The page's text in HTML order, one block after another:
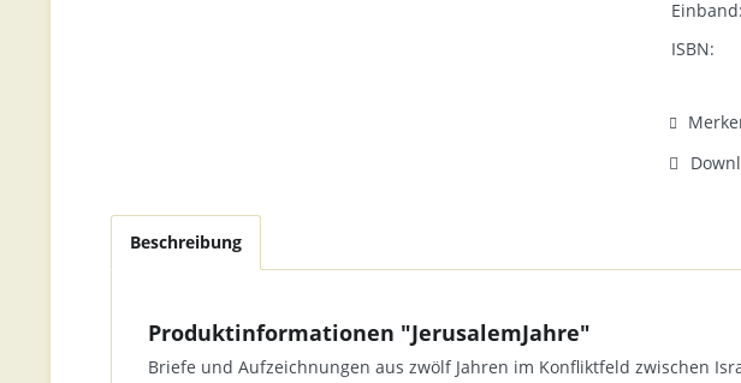
Einband:
ISBN:
Beschreibung
Produktinformationen "JerusalemJahre"
Briefe und Aufzeichnungen aus zwölf Jahren im Konfliktfeld zwischen